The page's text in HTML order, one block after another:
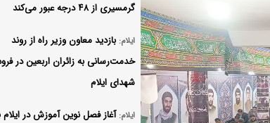
گرمسیری از ۴۸ درجه عبور می‌کند
ایلام: بازدید معاون وزیر راه از روند
خدمت‌رسانی به زائران اربعین در
شهدای ایلام
ایلام: آغاز فصل نوین آموزش در ایلام